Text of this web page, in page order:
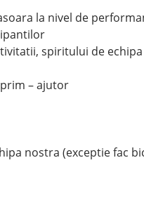
la nivel de
spiritului de
– ajutor
nostra (exceptie fac